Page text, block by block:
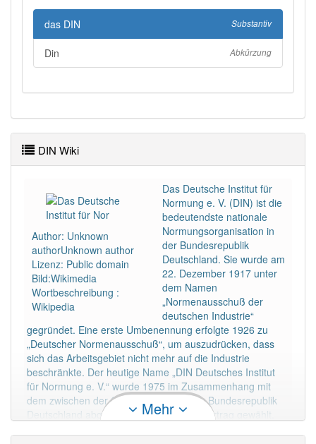
PowerIndex:2
Häufigkeit: 4 von 10
Wörter mit Endung-dinaber mit einem anderen
Artikel: 199
das DIN Substantiv
Din Abkürzung
DIN Wiki
Author: Unknown
authorUnknown author
Lizenz: Public domain
Bild:Wikimedia
Wortbeschreibung :
Wikipedia
Das Deutsche Institut für
Normung e. V. (DIN) ist die
bedeutendste nationale
Normungsorganisation in
der Bundesrepublik
Deutschland. Sie wurde am
22. Dezember 1917 unter
dem Namen
„Normenausschuß der
deutschen Industrie“
gegründet. Eine erste Umbenennung erfolgte 1926 zu
„Deutscher Normenausschuß“, um auszudrücken, dass
sich das Arbeitsgebiet nicht mehr auf die Industrie
beschränkte. Der heutige Name „DIN Deutsches Institut
für Normung e. V.“ wurde 1975 im Zusammenhang mit
dem zwischen der Organisation und der Bundesrepublik
Deutschland abgeschlossenen Normenvertrag gewählt.
Mehr